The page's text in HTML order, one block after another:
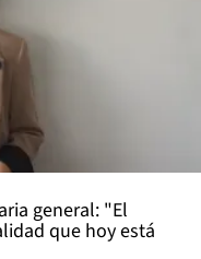
general: "El
que hoy está